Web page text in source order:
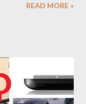
READ MORE »